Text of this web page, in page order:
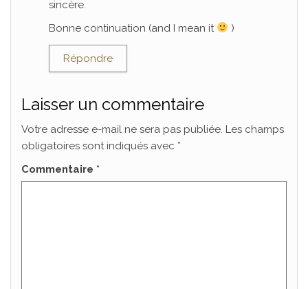
sincère.
Bonne continuation (and I mean it
)
Répondre
Laisser un commentaire
Votre adresse e-mail ne sera pas publiée. Les champs
obligatoires sont indiqués avec *
Commentaire *